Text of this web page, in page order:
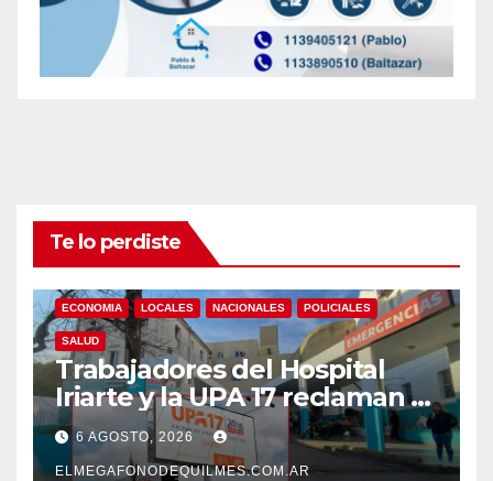
Te lo perdiste
ECONOMIA LOCALES NACIONALES POLICIALES
SALUD
Trabajadores del Hospital
Iriarte y la UPA 17 reclaman el
pase a planta de becarios y
mejoras laborales
6 AGOSTO, 2026
ELMEGAFONODEQUILMES.COM.AR